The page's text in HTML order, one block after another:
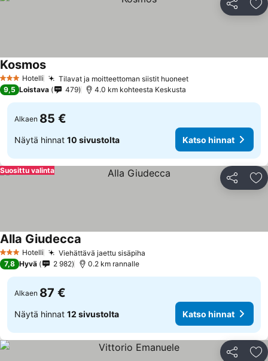
Jaa
3 Tähtiluokitus
Hotelli Tilavat ja moitteettoman siistit huoneet
Kosmos
9,5 Loistava 479 4.0 km kohteesta Keskusta
Alkaen 85 €
Näytä hinnat 10 sivustolta Katso hinnat
Jaa
Suosittu valinta
3 Tähtiluokitus
Hotelli Viehättävä jaettu sisäpiha
Alla Giudecca
7,8 Hyvä 2 982 0.2 km rannalle
Alkaen 87 €
Näytä hinnat 12 sivustolta Katso hinnat
Jaa